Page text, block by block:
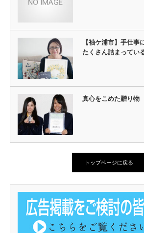
【袖ケ浦市】手仕事
たくさん詰まってい
真心をこめた贈り物
トップページに戻る